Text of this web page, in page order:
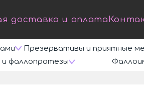
доставка и оплата
Презервативы и приятные
фаллопротезы